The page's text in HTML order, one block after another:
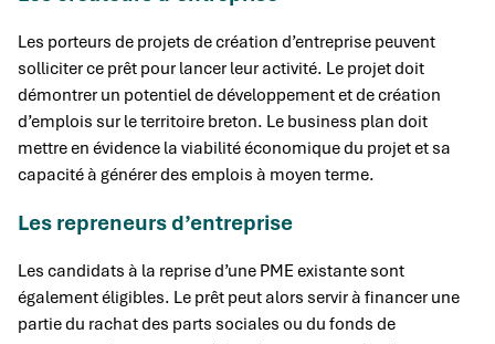
Les porteurs de projets de création d’entreprise peuvent
solliciter ce prêt pour lancer leur activité. Le projet doit
démontrer un potentiel de développement et de création
d’emplois sur le territoire breton. Le business plan doit
mettre en évidence la viabilité économique du projet et sa
capacité à générer des emplois à moyen terme.
Les repreneurs d’entreprise
Les candidats à la reprise d’une PME existante sont
également éligibles. Le prêt peut alors servir à financer une
partie du rachat des parts sociales ou du fonds de